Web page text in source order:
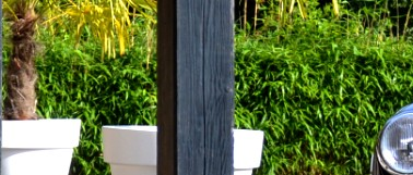
Ancienne
historiques …